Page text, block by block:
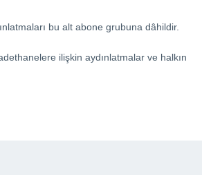
bu alt abone grubuna dâhildir.
ilişkin aydınlatmalar ve halkın